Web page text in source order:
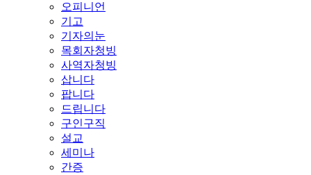
오피니언
기고
기자의눈
목회자청빙
사역자청빙
삽니다
팝니다
드립니다
구인구직
설교
세미나
간증